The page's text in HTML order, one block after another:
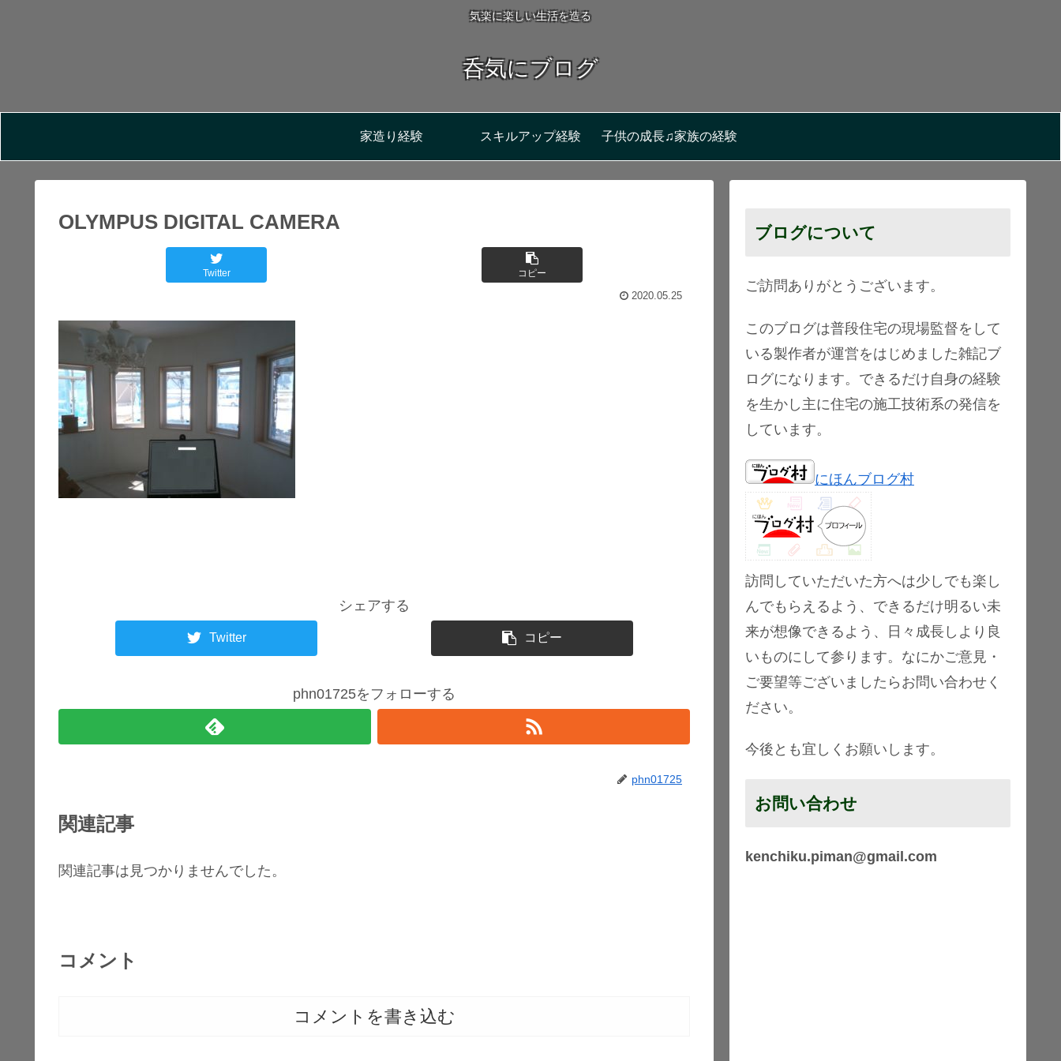
気楽に楽しい生活を造る
呑気にブログ
家造り経験 スキルアップ経験 子供の成長♫家族の経験
OLYMPUS DIGITAL CAMERA
Twitter コピー
2020.05.25
シェアする
Twitter コピー
phn01725をフォローする
phn01725
関連記事
関連記事は見つかりませんでした。
コメント
コメントを書き込む
ブログについて
ご訪問ありがとうございます。
このブログは普段住宅の現場監督をして
いる製作者が運営をはじめました雑記ブ
ログになります。できるだけ自身の経験
を生かし主に住宅の施工技術系の発信を
しています。
にほんブログ村
訪問していただいた方へは少しでも楽し
んでもらえるよう、できるだけ明るい未
来が想像できるよう、日々成長しより良
いものにして参ります。なにかご意見・
ご要望等ございましたらお問い合わせく
ださい。
今後とも宜しくお願いします。
お問い合わせ
kenchiku.piman@gmail.com